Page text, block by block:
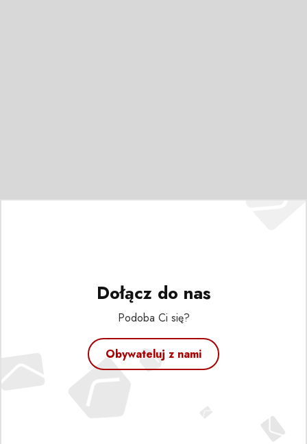
Dołącz do nas
Podoba Ci się?
Obywateluj z nami